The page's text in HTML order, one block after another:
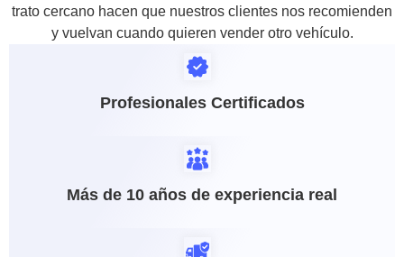
trato cercano hacen que nuestros clientes nos recomienden
y vuelvan cuando quieren vender otro vehículo.
Profesionales Certificados
Más de 10 años de experiencia real